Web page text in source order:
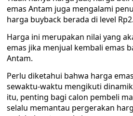
emas Antam juga mengalami
harga buyback berada di level
Harga ini merupakan nilai yang
emas jika menjual kembali emas
Antam.
Perlu diketahui bahwa harga
sewaktu-waktu mengikuti
itu, penting bagi calon pembeli
selalu memantau pergerakan